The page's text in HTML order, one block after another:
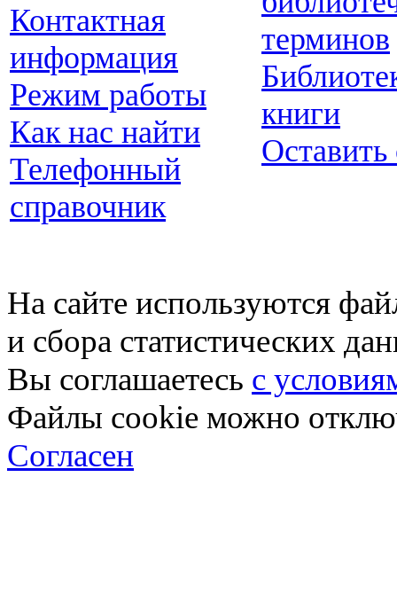
Контактная
информация
Режим работы
Как нас найти
Телефонный
справочник
терминов
книги
Оставить
На сайте используются
и сбора статистических
Вы соглашаетесь с
Файлы cookie можно
Согласен